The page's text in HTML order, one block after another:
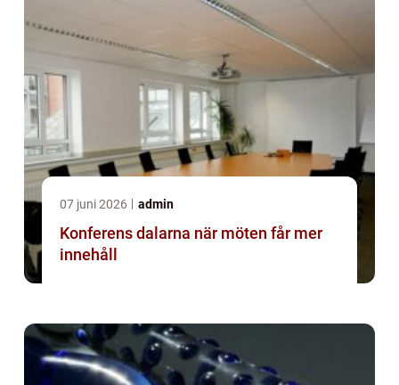
07 juni 2026 admin
Konferens dalarna när möten får mer
innehåll